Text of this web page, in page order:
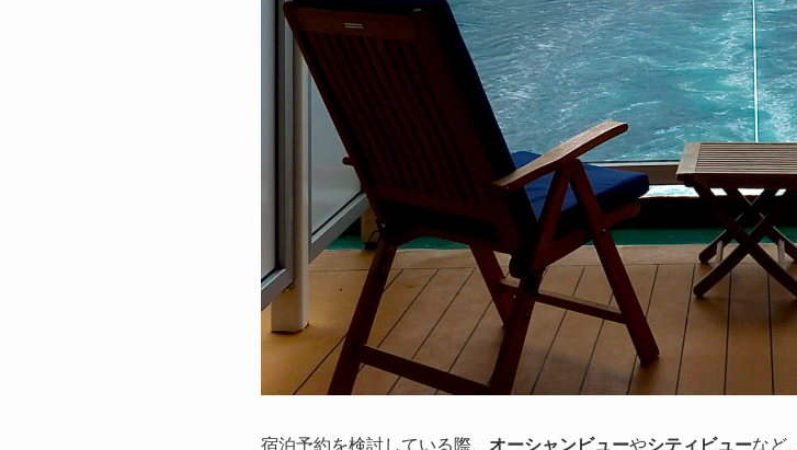
宿泊予約を検討している際、 オーシャンビューやシティビューなど、